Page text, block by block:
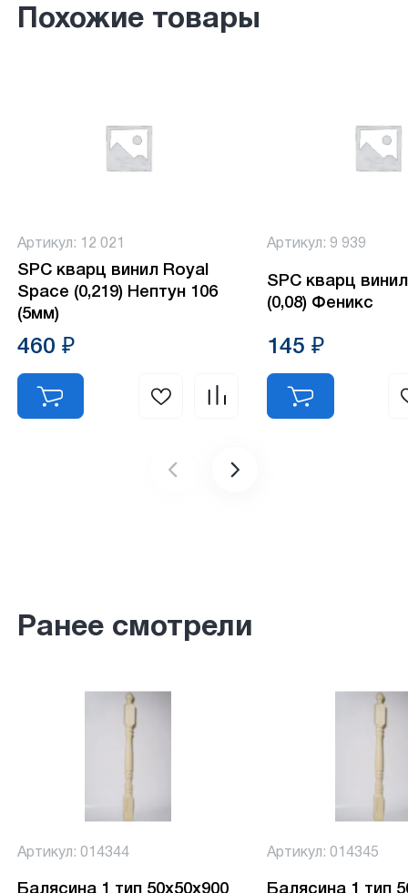
Похожие товары
Артикул: 12 021
SPC кварц винил Royal
Space (0,219) Нептун 106
(5мм)
460 ₽
Артикул: 9 939
SPC кварц
(0,08) Феникс
145 ₽
Ранее смотрели
Артикул: 014344 Артикул: 014345